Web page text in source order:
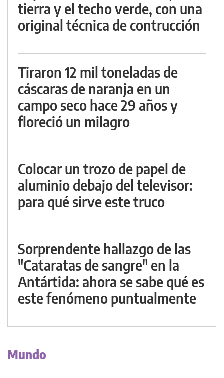
tierra y el techo verde, con una
original técnica de contrucción
Tiraron 12 mil toneladas de
cáscaras de naranja en un
campo seco hace 29 años y
floreció un milagro
Colocar un trozo de papel de
aluminio debajo del televisor:
para qué sirve este truco
Sorprendente hallazgo de las
"Cataratas de sangre" en la
Antártida: ahora se sabe qué es
este fenómeno puntualmente
Mundo